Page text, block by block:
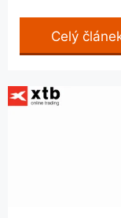
Celý